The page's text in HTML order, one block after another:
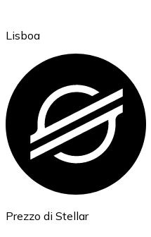
Ethereum
ETH
Lisboa
Prezzo di Stellar